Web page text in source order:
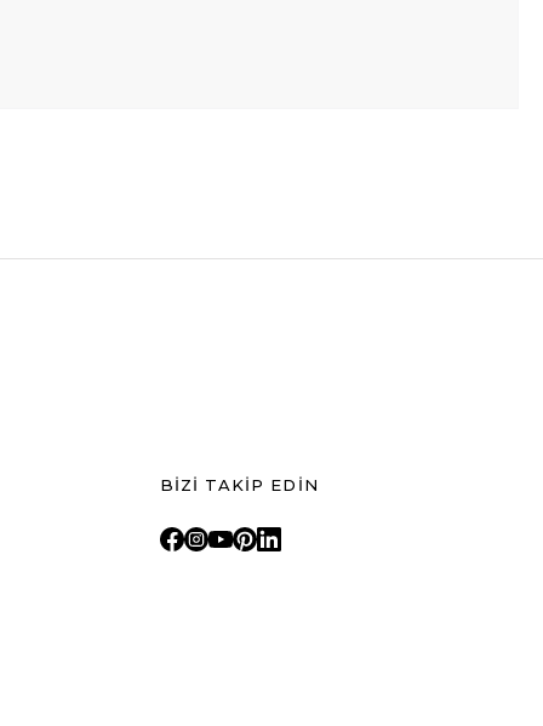
BİZİ TAKİP EDİN